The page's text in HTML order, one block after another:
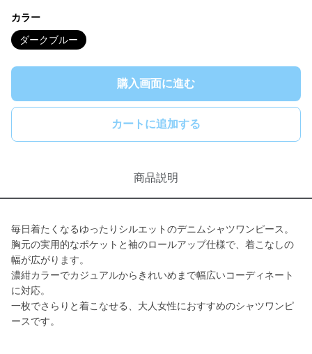
カラー
ダークブルー
購入画面に進む
カートに追加する
商品説明
毎日着たくなるゆったりシルエットのデニムシャツワンピース。
胸元の実用的なポケットと袖のロールアップ仕様で、着こなしの
幅が広がります。
濃紺カラーでカジュアルからきれいめまで幅広いコーディネート
に対応。
一枚でさらりと着こなせる、大人女性におすすめのシャツワンピ
ースです。